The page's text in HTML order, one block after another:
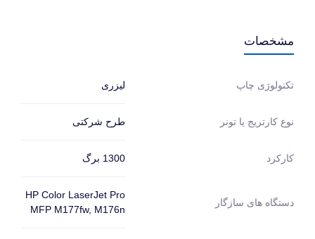
مشخصات
تکنولوژی چاپ لیزری
نوع کارتریج یا تونر طرح شرکتی
کارکرد 1300 برگ
دستگاه های سازگار
HP Color LaserJet Pro
MFP M177fw, M176n